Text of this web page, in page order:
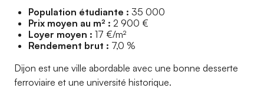
Population étudiante : 35 000
Prix moyen au m² : 2 900 €
Loyer moyen : 17 €/m²
Rendement brut : 7,0 %
Dijon est une ville abordable avec une bonne desserte
ferroviaire et une université historique.